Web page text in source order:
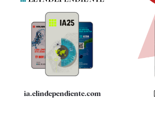
Quiénes somos
Especificaciones
ia.elindependiente.com